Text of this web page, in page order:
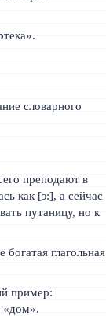
тека».
словарного
преподают в
как [э:], а сейчас
путаницу, но к
глагольная
пример:
«дом».